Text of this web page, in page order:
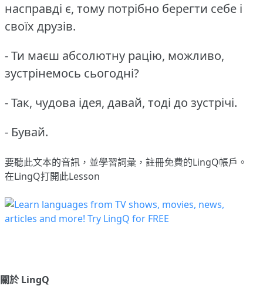
насправді є, тому потрібно берегти себе і
своїх друзів.
- Ти маєш абсолютну рацію, можливо,
зустрінемось сьогодні?
- Так, чудова ідея, давай, тоді до зустрічі.
- Бувай.
要聽此文本的音訊，並學習詞彙， 註冊免費的LingQ帳戶。
在LingQ打開此Lesson
關於 LingQ